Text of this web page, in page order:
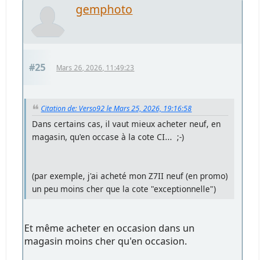
gemphoto
#25 Mars 26, 2026, 11:49:23
Citation de: Verso92 le Mars 25, 2026, 19:16:58
Dans certains cas, il vaut mieux acheter neuf, en
magasin, qu'en occase à la cote CI... ;-)
(par exemple, j'ai acheté mon Z7II neuf (en promo)
un peu moins cher que la cote "exceptionnelle")
Et même acheter en occasion dans un
magasin moins cher qu'en occasion.